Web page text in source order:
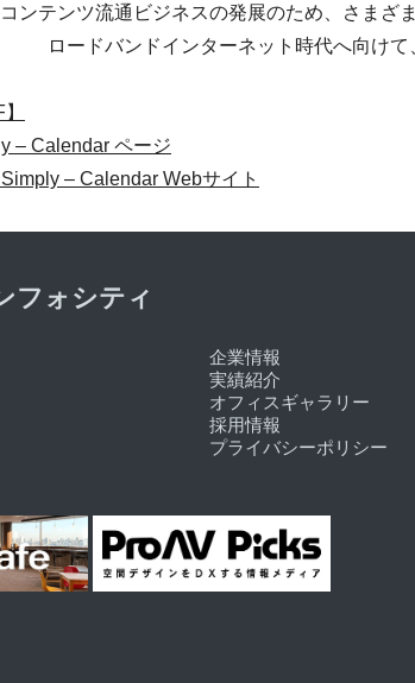
ンテンツ流通ビジネスの発展のため、さま
ロードバンドインターネット時代へ向け
– Calendar ページ
– Calendar Webサイト
フォシティ
企業情報
実績紹介
オフィスギャラリー
採用情報
プライバシーポリシー